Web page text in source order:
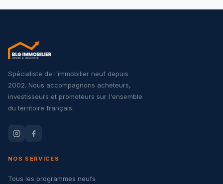
Spécialiste de l'immobilier neuf depuis
2002. Nous accompagnons acheteurs,
investisseurs et promoteurs sur l'ensemble
du territoire français.
NOS SERVICES
Tous les programmes neufs